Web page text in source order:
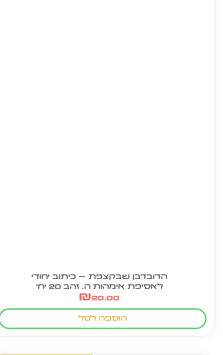
הדובדבן שבקצפת – כיתוב יחודי
לאסיפת אימהות ה. זהב 20 יח'
₪20.00
הוספה לסל